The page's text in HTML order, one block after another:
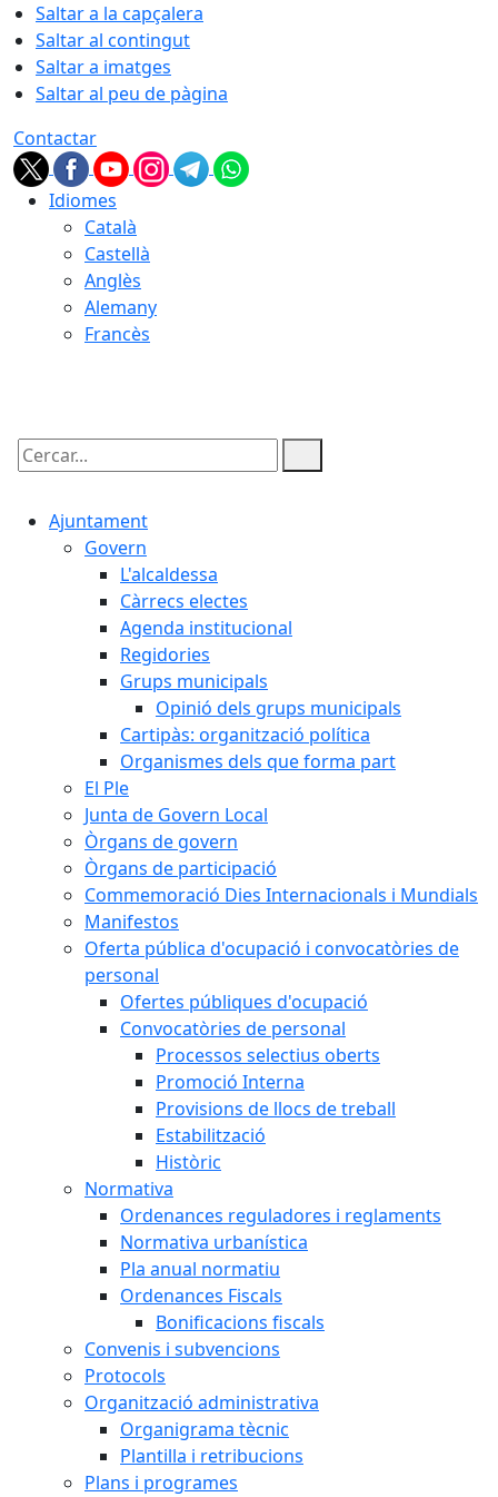
Saltar a la capçalera
Saltar al contingut
Saltar a imatges
Saltar al peu de pàgina
Contactar
Idiomes
Català
Castellà
Anglès
Alemany
Francès
Cercar:
Ajuntament
Govern
L'alcaldessa
Càrrecs electes
Agenda institucional
Regidories
Grups municipals
Opinió dels grups municipals
Cartipàs: organització política
Organismes dels que forma part
El Ple
Junta de Govern Local
Òrgans de govern
Òrgans de participació
Commemoració Dies Internacionals i Mundials
Manifestos
Oferta pública d'ocupació i convocatòries de
personal
Ofertes públiques d'ocupació
Convocatòries de personal
Processos selectius oberts
Promoció Interna
Provisions de llocs de treball
Estabilització
Històric
Normativa
Ordenances reguladores i reglaments
Normativa urbanística
Pla anual normatiu
Ordenances Fiscals
Bonificacions fiscals
Convenis i subvencions
Protocols
Organització administrativa
Organigrama tècnic
Plantilla i retribucions
Plans i programes